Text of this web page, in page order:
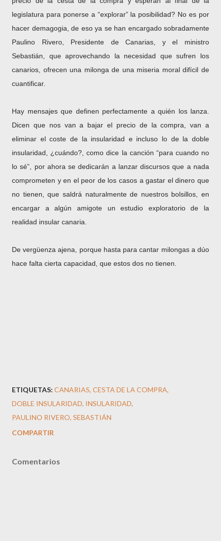
legislatura para ponerse a “explorar” la posibilidad? No es por
hacer demagogia, de eso ya se han encargado sobradamente
Paulino Rivero, Presidente de Canarias, y el ministro
Sebastián, que aprovechando la necesidad que sufren los
canarios, ofrecen una milonga de una miseria moral difícil de
cuantificar.
Hay mensajes que definen perfectamente a quién los lanza.
Dicen que nos van a bajar el precio de la compra, van a
eliminar el coste de la insularidad e incluso lo de la doble
insularidad, ¿cuándo?, como dice la canción “para cuando no
lo sé”, por ahora se dedicarán a lanzar discursos que a nada
comprometen y en el peor de los casos a gastar el dinero que
no tienen, que saldrá naturalmente de nuestros bolsillos, en
encargar a algún amigote un estudio exploratorio de la
realidad insular canaria.
De vergüenza ajena, porque hasta para cantar milongas a dúo
hace falta cierta capacidad, que estos dos no tienen.
ETIQUETAS: CANARIAS CESTA DE LA COMPRA
DOBLE INSULARIDAD INSULARIDAD
PAULINO RIVERO SEBASTIÁN
COMPARTIR
Comentarios